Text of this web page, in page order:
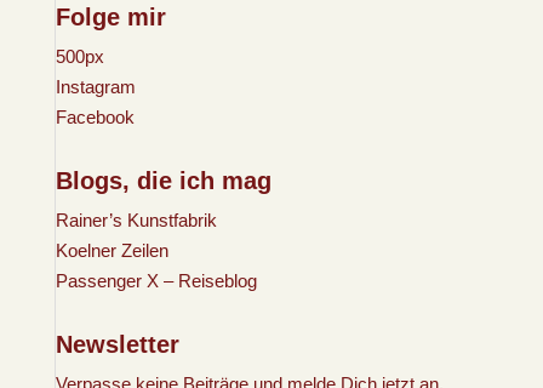
Folge mir
500px
Instagram
Facebook
Blogs, die ich mag
Rainer’s Kunstfabrik
Koelner Zeilen
Passenger X – Reiseblog
Newsletter
Verpasse keine Beiträge und melde Dich jetzt an.